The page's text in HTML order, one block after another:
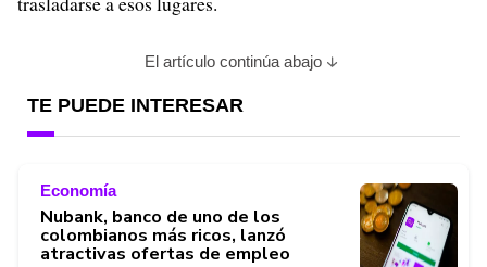
El artículo continúa abajo
TE PUEDE INTERESAR
Economía
Nubank, banco de uno de los
colombianos más ricos, lanzó
atractivas ofertas de empleo